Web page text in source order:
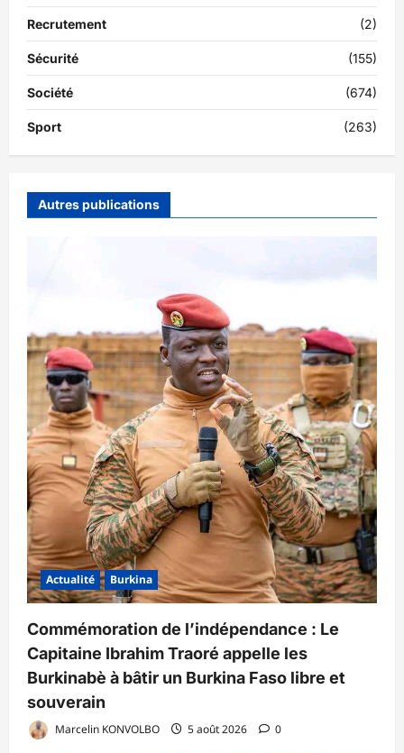
Recrutement (2)
Sécurité (155)
Société (674)
Sport (263)
Autres publications
Actualité Burkina
Commémoration de l’indépendance : Le
Capitaine Ibrahim Traoré appelle les
Burkinabè à bâtir un Burkina Faso libre et
souverain
Marcelin KONVOLBO 5 août 2026 0